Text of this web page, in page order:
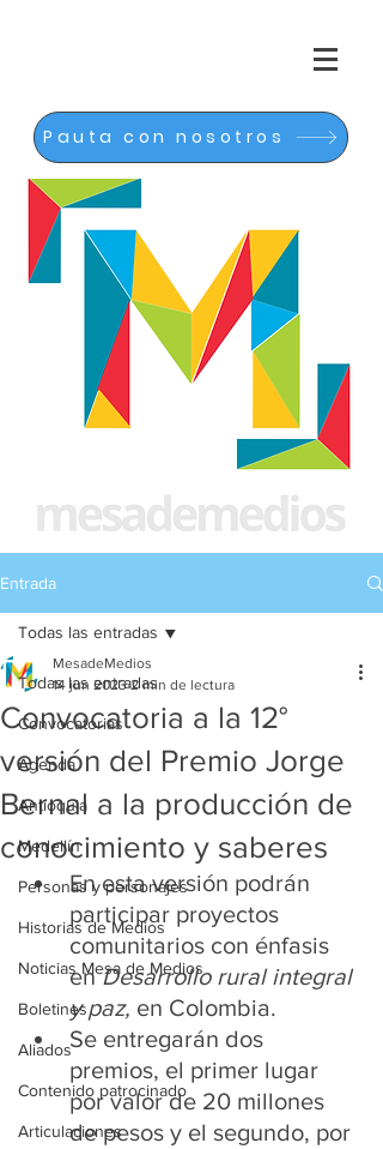
Pauta con nosotros
Entrada
Todas las entradas
Convocatorias
Agenda
Antioquia
Medellín
Personas y personajes
Historias de Medios
Noticias Mesa de Medios
Boletines
Aliados
Contenido patrocinado
Articulaciones
Todas las entradas
Convocatoria a la 12°
versión del Premio Jorge
Bernal a la producción de
conocimiento y saberes
MesadeMedios
14 jun 2023 2 min de lectura
En esta versión podrán
participar proyectos
comunitarios con énfasis
en Desarrollo rural integral
y paz, en Colombia.
Se entregarán dos
premios, el primer lugar
por valor de 20 millones
de pesos y el segundo, por